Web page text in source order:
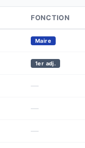
FONCTION
Maire
1er adj.
—
—
—